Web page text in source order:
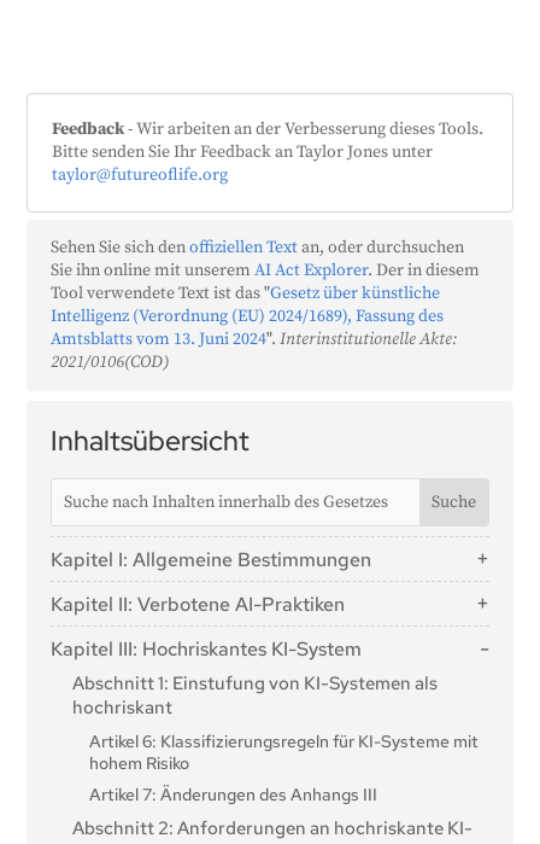
Inhaltsübersicht
Kapitel I: Allgemeine Bestimmungen
Artikel 1: Gegenstand
Artikel 2: Anwendungsbereich
Artikel 3: Begriffsbestimmungen
Artikel 4: KI-Kompetenz
Kapitel II: Verbotene AI-Praktiken
Artikel 5: Verbotene AI-Praktiken
Kapitel III: Hochriskantes KI-System
Abschnitt 1: Einstufung von KI-Systemen als
hochriskant
Artikel 6: Klassifizierungsregeln für KI-Systeme mit
hohem Risiko
Artikel 7: Änderungen des Anhangs III
Abschnitt 2: Anforderungen an hochriskante KI-
Feedback- Wir arbeiten an der Verbesserung dieses Tools.
Bitte senden Sie Ihr Feedback an Taylor Jones unter
taylor@futureoflife.org
Sehen Sie sich denoffiziellen Textan, oder durchsuchen
Sie ihn online mit unseremAI Act Explorer. Der in diesem
Tool verwendete Text ist das "Gesetz über künstliche
Intelligenz (Verordnung (EU) 2024/1689), Fassung des
Amtsblatts vom 13. Juni 2024".Interinstitutionelle Akte:
2021/0106(COD)